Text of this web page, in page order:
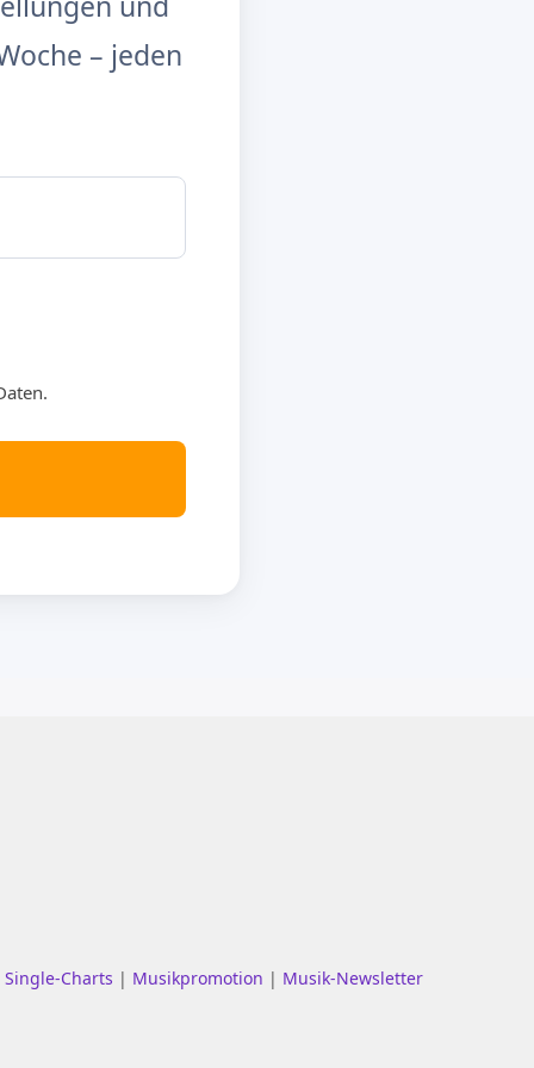
– jeden
Single-Charts | Musikpromotion | Musik-Newsletter